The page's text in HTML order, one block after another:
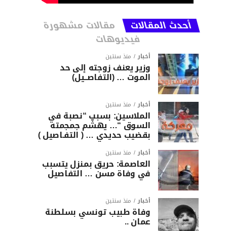
أحدث المقالات مقالات مشهورة
فيديوهات
أخبار منذ سنتين
وزير يعنف زوجته إلى حد
الموت … (التفاصــيل)
أخبار منذ سنتين
الملاسين: بسبب “نصبة في
السوق “… يهشّم جمجمته
بقضيب حديدي … ( التفـاصيل )
أخبار منذ سنتين
العاصمة: حريق بمنزل يتسبب
في وفاة مسن … التفاصيل
أخبار منذ سنتين
وفاة طبيب تونسي بسلطنة
عمان ..